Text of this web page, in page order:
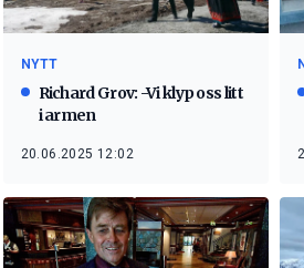
NYTT
Richard Grov: -Vi klyp oss litt
i armen
20.06.2025 12:02